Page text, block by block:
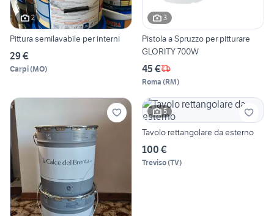
2
Pittura semilavabile per interni
29 €
Carpi(MO)
3
Pistola a Spruzzo per pitturare
GLORITY 700W
45 €
Roma (RM)
5
Tavolo rettangolare da esterno
100 €
Treviso(TV)